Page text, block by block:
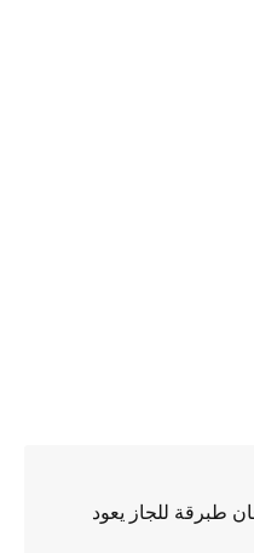
مهرجان طبرقة للجاز يعود